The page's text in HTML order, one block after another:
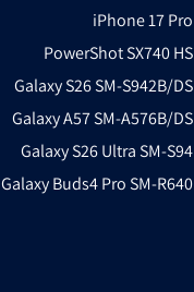
iPhone 17 Pro
PowerShot SX740 HS
Galaxy S26 SM-S942B/DS
Galaxy A57 SM-A576B/DS
Galaxy S26 Ultra SM-S94
Galaxy Buds4 Pro SM-R640